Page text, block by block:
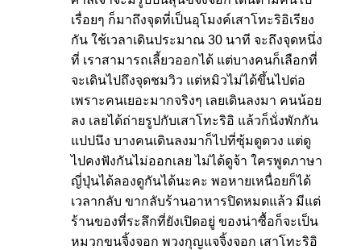
เรื่อยๆ ก็มาถึงจุดที่เป็นอุโมงค์เสาโทะริอิเรียง
กัน ใช้เวลาเดินประมาณ 30 นาที จะถึงจุดหนึ่ง
ที่ เราสามารถเลี้ยวออกได้ แต่บางคนก็เลือกที่
จะเดินไปถึงจุดชมวิว แต่หมิวไม่ได้ขึ้นไปต่อ
เพราะคนเยอะมากจริงๆ เลยเดินลงมา คนน้อย
ลง เลยได้ถ่ายรูปกับเสาโทะริอิ แล้วก็นั่งพักกัน
แปปนึง บางคนเดินลงมาก็ไปที่ซุ้มดูดวง แต่ดู
ไปคงฟังกันไม่ออกเลย ไม่ได้ดูจ้า ใครพูดภาษา
ญี่ปุ่นได้ลองดูกันได้นะคะ พอหายเหนื่อยก็ได้
เวลากลับ ขากลับร้านอาหารปิดหมดแล้ว มีแต่
ร้านของที่ระลึกที่ยังเปิดอยู่ ของน่าซื้อก็จะเป็น
หมวกขนจิ้งจอก พวงกุญแจจิ้งจอก เสาโทะริอิ